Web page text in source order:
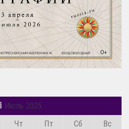
Июль 2025
Чт Пт Сб
Вс